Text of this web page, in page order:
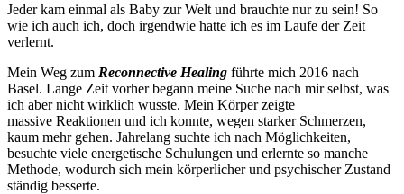
Jeder kam einmal als Baby zur Welt und brauchte nur zu sein! So
wie ich auch ich, doch irgendwie hatte ich es im Laufe der Zeit
verlernt.
Mein Weg zum Reconnective Healing führte mich 2016 nach
Basel. Lange Zeit vorher begann meine Suche nach mir selbst, was
ich aber nicht wirklich wusste. Mein Körper zeigte
massive Reaktionen und ich konnte, wegen starker Schmerzen,
kaum mehr gehen. Jahrelang suchte ich nach Möglichkeiten,
besuchte viele energetische Schulungen und erlernte so manche
Methode, wodurch sich mein körperlicher und psychischer Zustand
ständig besserte.